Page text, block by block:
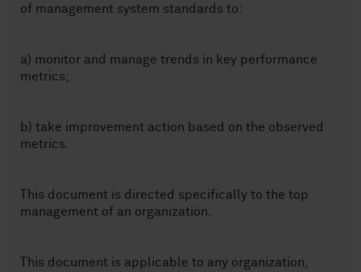
of management system standards to:
a) monitor and manage trends in key performance
metrics;
b) take improvement action based on the observed
metrics.
This document is directed specifically to the top
management of an organization.
This document is applicable to any organization,